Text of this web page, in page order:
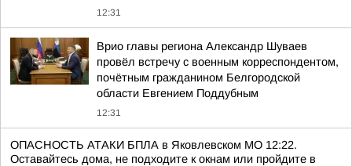
12:31
Врио главы региона Александр Шуваев
провёл встречу с военным корреспондентом,
почётным гражданином Белгородской
области Евгением Поддубным
12:31
ОПАСНОСТЬ АТАКИ БПЛА в Яковлевском МО 12:22.
Оставайтесь дома, не подходите к окнам или пройдите в